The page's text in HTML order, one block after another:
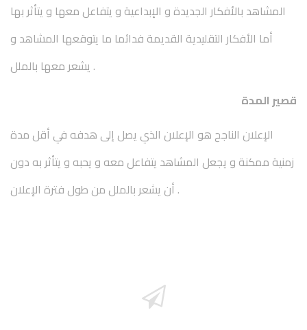
المشاهد بالأفكار الجديدة و الإبداعية و يتفاعل معها و يتأثر بها
أما الأفكار التقليدية القديمة فدائما ما يتوقعها المشاهد و
يشعر معها بالملل .
قصير المدة
الإعلان الناجح هو الإعلان الذي يصل إلى هدفه في أقل مدة
زمنية ممكنة و يجعل المشاهد يتفاعل معه و يحبه و يتأثر به دون
أن يشعر بالملل من طول فترة الإعلان .